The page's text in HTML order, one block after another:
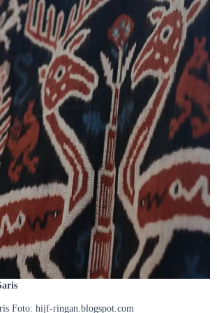
Foto: hijf-ringan.blogspot.com